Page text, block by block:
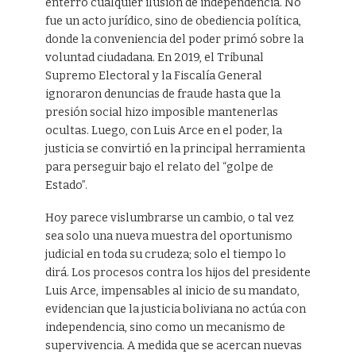
enterró cualquier ilusión de independencia. No
fue un acto jurídico, sino de obediencia política,
donde la conveniencia del poder primó sobre la
voluntad ciudadana. En 2019, el Tribunal
Supremo Electoral y la Fiscalía General
ignoraron denuncias de fraude hasta que la
presión social hizo imposible mantenerlas
ocultas. Luego, con Luis Arce en el poder, la
justicia se convirtió en la principal herramienta
para perseguir bajo el relato del “golpe de
Estado”.
Hoy parece vislumbrarse un cambio, o tal vez
sea solo una nueva muestra del oportunismo
judicial en toda su crudeza; solo el tiempo lo
dirá. Los procesos contra los hijos del presidente
Luis Arce, impensables al inicio de su mandato,
evidencian que la justicia boliviana no actúa con
independencia, sino como un mecanismo de
supervivencia. A medida que se acercan nuevas